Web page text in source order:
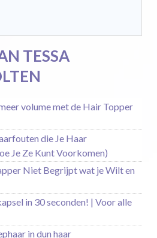
TESSA
volume met de Hair Topper
die Je Haar
Je Ze Kunt Voorkomen)
Niet Begrijpt wat je Wilt en
in 30 seconden! | Voor alle
in dun haar